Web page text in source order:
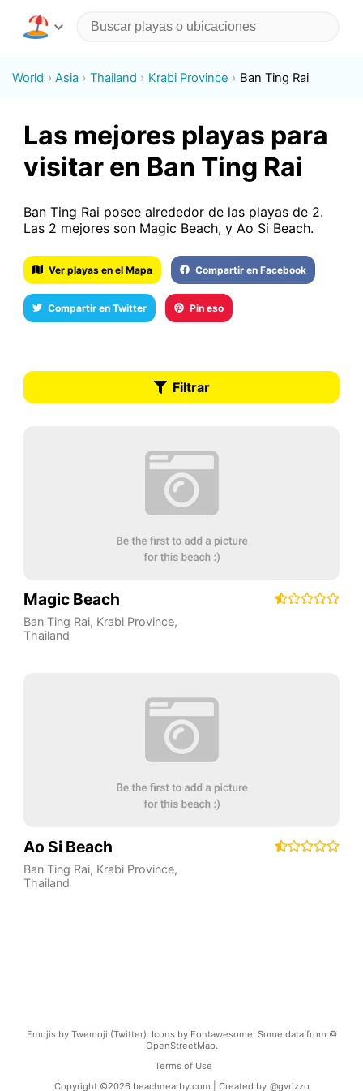
World Asia Thailand Krabi Province Ban Ting Rai
Las mejores playas para
visitar en Ban Ting Rai
Ban Ting Rai posee alrededor de las playas de 2.
Las 2 mejores son Magic Beach, y Ao Si Beach.
Ver playas en el Mapa Compartir en Facebook
Compartir en Twitter Pin eso
Filtrar
Magic Beach
Ban Ting Rai, Krabi Province,
Thailand
Ao Si Beach
Ban Ting Rai, Krabi Province,
Thailand
Emojis by Twemoji (Twitter). Icons by Fontawesome. Some data from ©
OpenStreetMap.
Terms of Use
Copyright ©2026 beachnearby.com | Created by @gvrizzo